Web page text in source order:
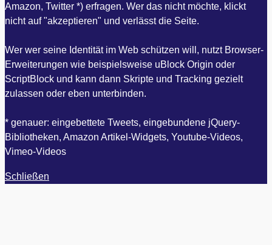
Amazon, Twitter *) erfragen. Wer das nicht möchte, klickt
nicht auf "akzeptieren" und verlässt die Seite.
Wer wer seine Identität im Web schützen will, nutzt Browser-
Erweiterungen wie beispielsweise uBlock Origin oder
ScriptBlock und kann dann Skripte und Tracking gezielt
zulassen oder eben unterbinden.
* genauer: eingebettete Tweets, eingebundene jQuery-
Bibliotheken, Amazon Artikel-Widgets, Youtube-Videos,
Vimeo-Videos
Schließen